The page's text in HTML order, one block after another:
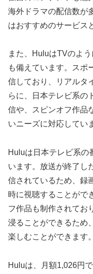
海外ドラマの配信数が
はおすすめのサービス
また、HuluはTVのよ
も備えています。スポ
信しており、リアルタ
らに、日本テレビ系の
信や、スピンオフ作品
いニーズに対応してい
Huluは日本テレビ系の
います。放送が終了し
信されているため、録
時に視聴することがで
フ作品も制作されてお
浸ることができるため
楽しむことができます。
Huluは、月額1,026円